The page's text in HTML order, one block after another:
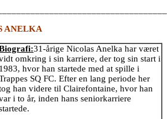
ANELKA
31-årige Nicolas Anelka har været
omkring i sin karriere, der tog sin start i
1983, hvor han startede med at spille i
SQ FC. Efter en lang periode her
han videre til Clairefontaine, hvor han
i to år, inden hans seniorkarriere